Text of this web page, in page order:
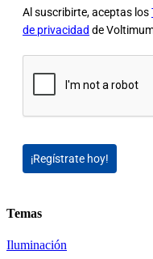
Al suscribirte, aceptas los
de privacidad de
¡Regístrate hoy!
Temas
Iluminación